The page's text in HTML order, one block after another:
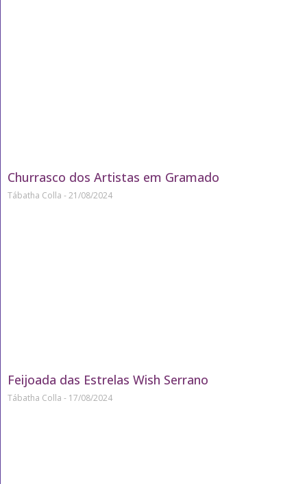
Churrasco dos Artistas em Gramado
Tábatha Colla 21/08/2024
Feijoada das Estrelas Wish Serrano
Tábatha Colla 17/08/2024